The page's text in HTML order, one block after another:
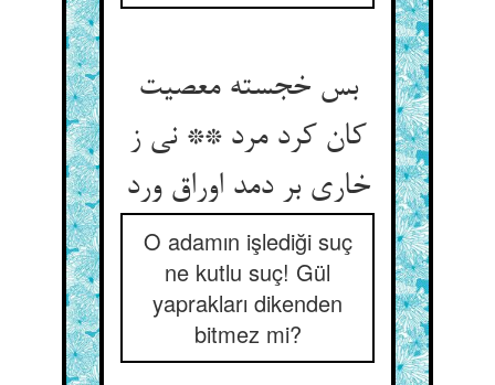
بس خجسته معصیت
کان کرد مرد ** نی ز
خاری بر دمد اوراق ورد
O adamın işlediği suç
ne kutlu suç! Gül
yaprakları dikenden
bitmez mi?